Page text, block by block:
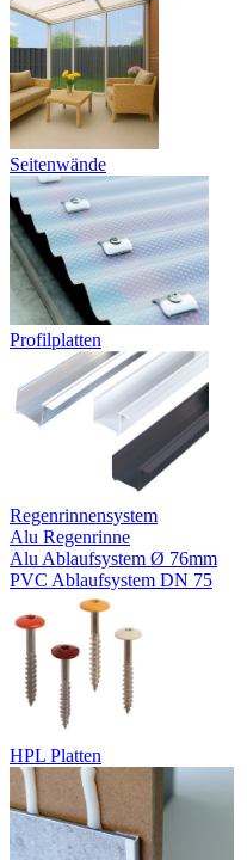
Seitenwände
Profilplatten
Regenrinnensystem
Alu Regenrinne
Alu Ablaufsystem Ø 76mm
PVC Ablaufsystem DN 75
HPL Platten